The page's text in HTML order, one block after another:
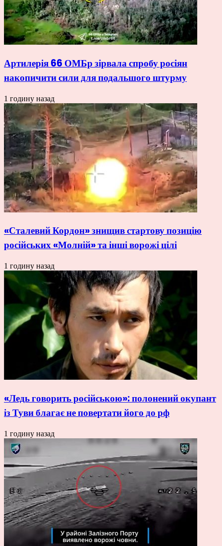
Артилерія 66 ОМБр зірвала спробу росіян
накопичити сили для подальшого штурму
1 годину назад
«Сталевий Кордон» знищив стартову позицію
російських «Молній» та інші ворожі цілі
1 годину назад
«Ледь говорить російською»: полонений окупант
із Туви благає не повертати його до рф
1 годину назад